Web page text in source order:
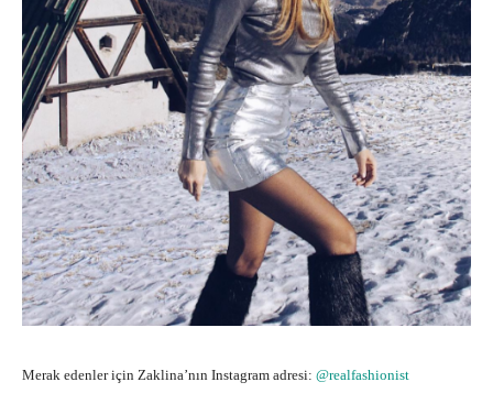
Merak edenler için Zaklina’nın Instagram adresi: @realfashionist